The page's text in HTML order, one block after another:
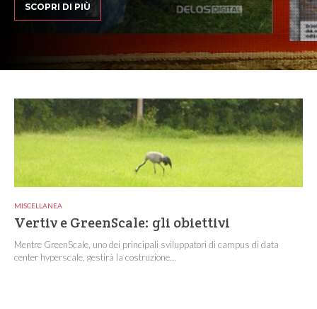
SCOPRI DI PIÙ
MISCELLANEA
Vertiv e GreenScale: gli obiettivi
Mentre GreenScale, uno dei principali sviluppatori di campus di data
center hyperscale, gestirà la costruzione...